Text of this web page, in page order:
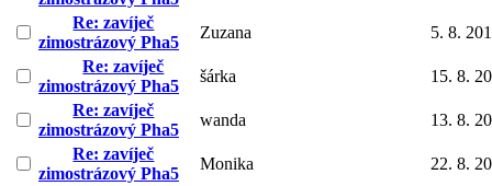
Re: zavíječ
zimostrázový Pha5
Zuzana
5. 8.
Re: zavíječ
zimostrázový Pha5
šárka
15. 8.
Re: zavíječ
zimostrázový Pha5
wanda
13. 8.
Re: zavíječ
zimostrázový Pha5
Monika
22. 8.